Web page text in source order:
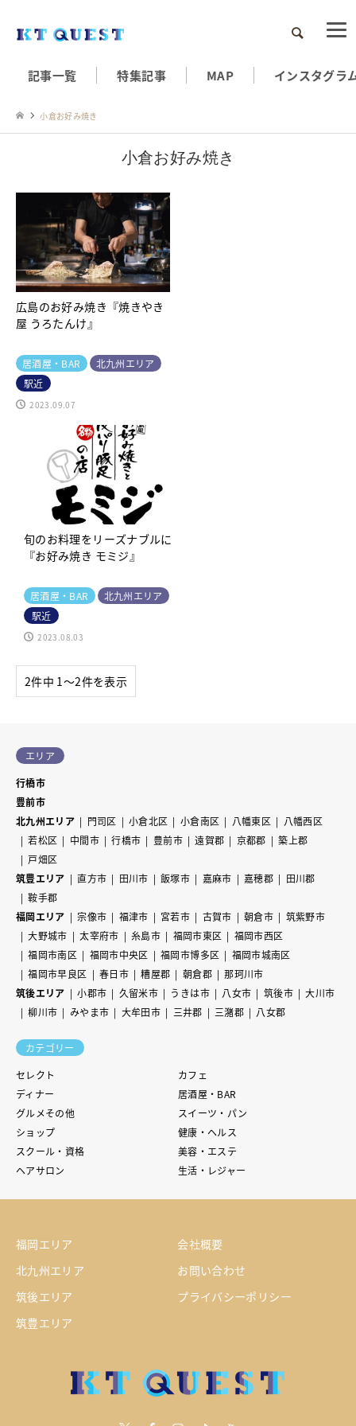
検索
記事一覧 特集記事 MAP インスタグラ
小倉お好み焼き
小倉お好み焼き
広島のお好み焼き『焼きやき
屋 うろたんけ』
居酒屋・BAR
北九州エリア
駅近
2023.09.07
旬のお料理をリーズナブルに
『お好み焼き モミジ』
居酒屋・BAR
北九州エリア
駅近
2023.08.03
2件中 1〜2件を表示
エリア
行橋市
豊前市
北九州エリア
門司区 小倉北区 小倉南区 八幡東区
八幡西区
若松区
中間市 行橋市 豊前市 遠賀郡 京都郡
築上郡
戸畑区
筑豊エリア
直方市 田川市 飯塚市 嘉麻市 嘉穂郡
田川郡
鞍手郡
福岡エリア
宗像市 福津市 宮若市 古賀市 朝倉市
筑紫野市
大野城市
太宰府市 糸島市 福岡市東区
福岡市西区
福岡市南区
福岡市中央区 福岡市博多区
福岡市城南区
福岡市早良区
春日市 糟屋郡 朝倉郡
那珂川市
筑後エリア
小郡市 久留米市 うきは市 八女市 筑後市
大川市
柳川市
みやま市 大牟田市 三井郡 三潴郡 八女郡
カテゴリー
セレクト
カフェ
ディナー
居酒屋・BAR
グルメその他
スイーツ・パン
ショップ
健康・ヘルス
スクール・資格
美容・エステ
ヘアサロン
生活・レジャー
福岡エリア
北九州エリア
筑後エリア
筑豊エリア
会社概要
お問い合わせ
プライバシーポリシー